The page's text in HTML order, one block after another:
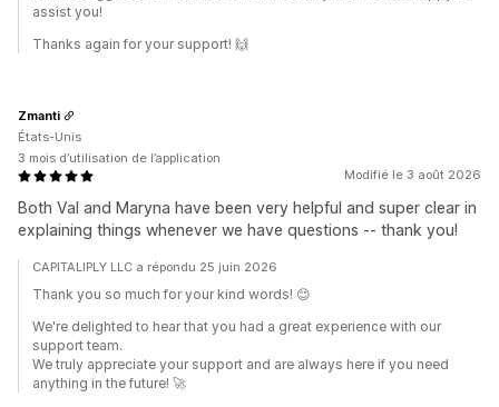
assist you!
Thanks again for your support! 🙌
Modifié le 3 août 2026
Both Val and Maryna have been very helpful and super clear in
explaining things whenever we have questions -- thank you!
Zmanti
États-Unis
3 mois d’utilisation de l’application
CAPITALIPLY LLC a répondu 25 juin 2026
Thank you so much for your kind words! 😊
We're delighted to hear that you had a great experience with our
support team.
We truly appreciate your support and are always here if you need
anything in the future! 🚀